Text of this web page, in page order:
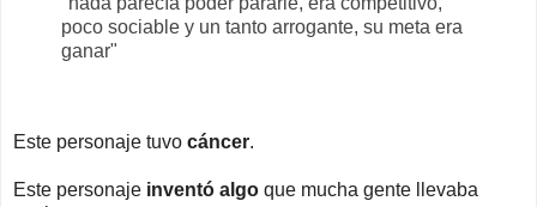
poco sociable y un tanto arrogante, su meta era
ganar"
Este personaje tuvo cáncer.
Este personaje inventó algo que mucha gente llevaba